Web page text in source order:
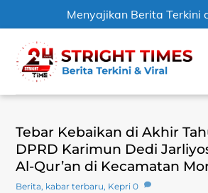
Menyajikan Berita Terkini
content
Tebar Kebaikan di Akhir
DPRD Karimun Dedi
Al-Qur’an di Kecamatan
Berita, kabar terbaru, Kepri 0